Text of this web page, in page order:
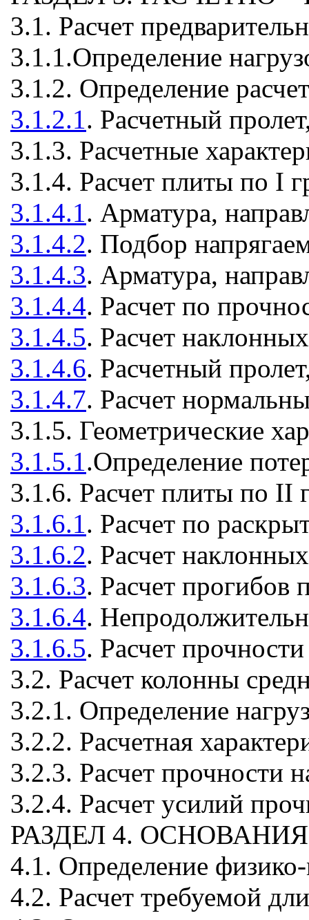
3.1. Расчет
3.1.1.Определение
3.1.2. Определение
3.1.2.1. Расчетный
3.1.3. Расчетные
3.1.4. Расчет плиты по I
3.1.4.1. Арматура,
3.1.4.2. Подбор
3.1.4.3. Арматура,
3.1.4.4. Расчет по
3.1.4.5. Расчет
3.1.4.6. Расчетный
3.1.4.7. Расчет
3.1.5. Геометрические
3.1.5.1.Определение
3.1.6. Расчет плиты по II
3.1.6.1. Расчет по
3.1.6.2. Расчет
3.1.6.3. Расчет прогибов
3.1.6.4.
3.1.6.5. Расчет
3.2. Расчет колонны
3.2.1. Определение
3.2.2. Расчетная
3.2.3. Расчет прочности
3.2.4. Расчет усилий
РАЗДЕЛ 4.
4.1. Определение
4.2. Расчет требуемой